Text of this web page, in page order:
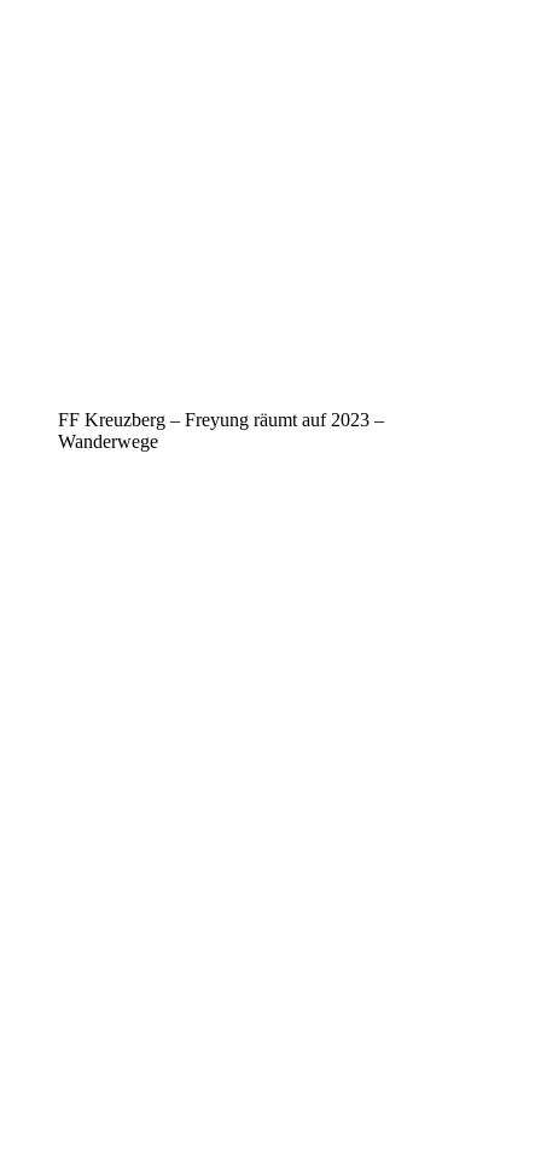
FF Kreuzberg – Freyung räumt auf 2023 –
Wanderwege